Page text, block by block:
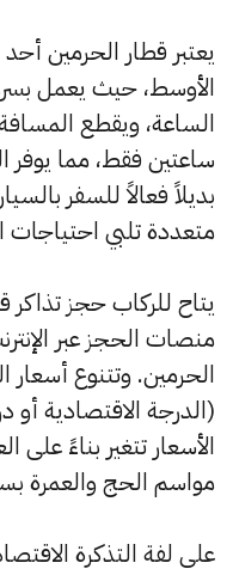
يعتبر قطار الحرمين
الساعة، ويقطع
ساعتين فقط، مما يوفر
بديلاً فعالاً للسفر
متعددة تلبي احتياجات
يتاح للركاب حجز
منصات الحجز عبر
الحرمين. وتتنوع أسعار
(الدرجة الاقتصادية أو
الأسعار تتغير بناءً
مواسم الحج والعمرة
على لفة التذكرة